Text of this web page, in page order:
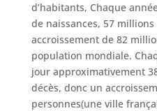
d’habitants, Chaque
de naissances, 57
accroissement de 82
population mondiale.
jour approximativement
décès, donc un
personnes(une ville